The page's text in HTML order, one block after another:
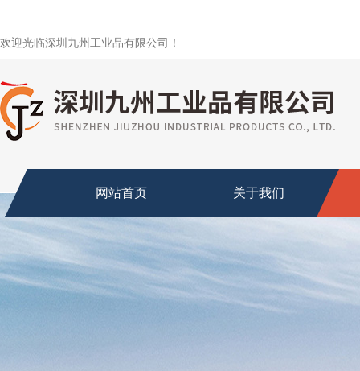
欢迎光临深圳九州工业品有限公司！
网站首页 关于我们